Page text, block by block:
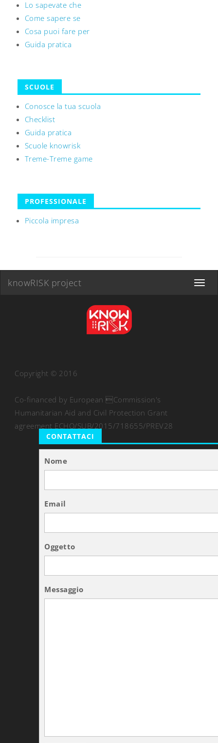
Lo sapevate che
Come sapere se
Cosa puoi fare per
Guida pratica
SCUOLE
Conosce la tua scuola
Checklist
Guida pratica
Scuole knowrisk
Treme-Treme game
PROFESSIONALE
Piccola impresa
knowRISK project
Toggle
Copyright © 2016
Co-financed by European Commission's
Humanitarian Aid and Civil Protection Grant
agreement ECHO/SUB/2015/718655/PREV28
CONTATTACI
Nome
Email
Oggetto
Messaggio